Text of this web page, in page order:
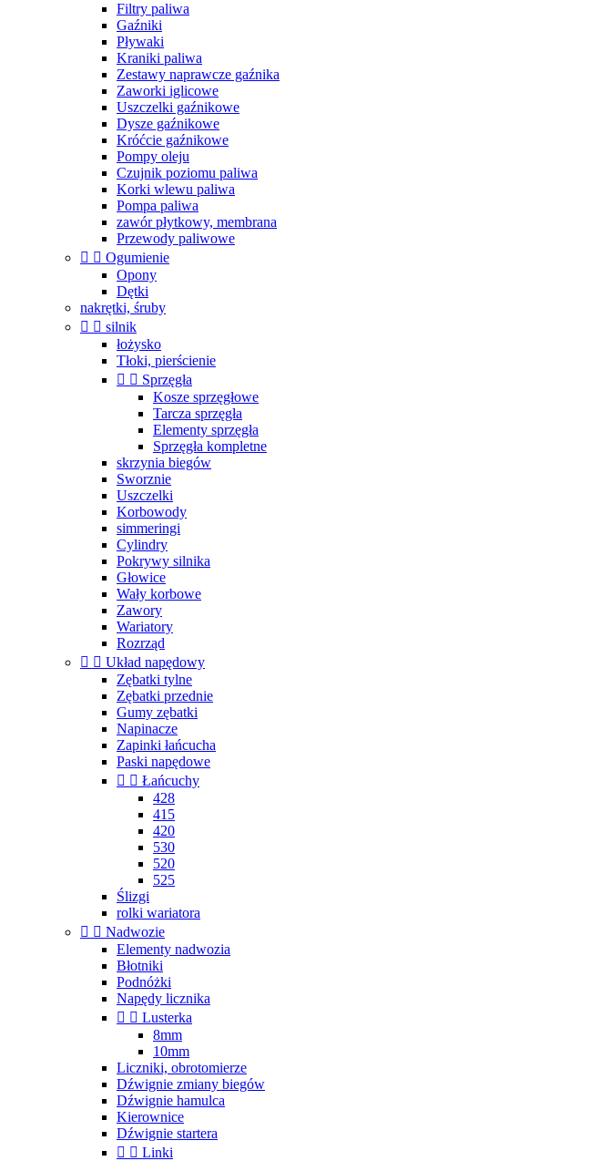
Filtry paliwa
Gaźniki
Pływaki
Kraniki paliwa
Zestawy naprawcze gaźnika
Zaworki iglicowe
Uszczelki gaźnikowe
Dysze gaźnikowe
Króćcie gaźnikowe
Pompy oleju
Czujnik poziomu paliwa
Korki wlewu paliwa
Pompa paliwa
zawór płytkowy, membrana
Przewody paliwowe
  Ogumienie
Opony
Dętki
nakrętki, śruby
  silnik
łożysko
Tłoki, pierścienie
  Sprzęgła
Kosze sprzęgłowe
Tarcza sprzęgła
Elementy sprzęgła
Sprzęgła kompletne
skrzynia biegów
Sworznie
Uszczelki
Korbowody
simmeringi
Cylindry
Pokrywy silnika
Głowice
Wały korbowe
Zawory
Wariatory
Rozrząd
  Układ napędowy
Zębatki tylne
Zębatki przednie
Gumy zębatki
Napinacze
Zapinki łańcucha
Paski napędowe
  Łańcuchy
428
415
420
530
520
525
Ślizgi
rolki wariatora
  Nadwozie
Elementy nadwozia
Błotniki
Podnóżki
Napędy licznika
  Lusterka
8mm
10mm
Liczniki, obrotomierze
Dźwignie zmiany biegów
Dźwignie hamulca
Kierownice
Dźwignie startera
  Linki